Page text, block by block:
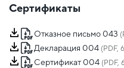
Сертификаты
Отказное письмо 043
Декларация 004 (PDF,
Сертификат 004 (PDF,